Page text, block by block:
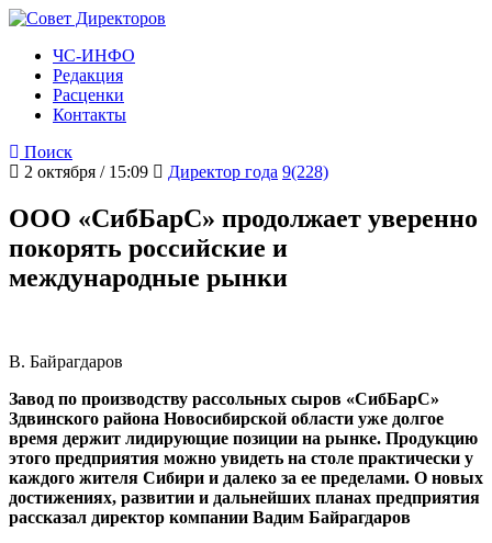
ЧС-ИНФО
Редакция
Расценки
Контакты
Поиск
2 октября / 15:09
Директор года 9(228)
ООО «СибБарС» продолжает уверенно
покорять российские и
международные рынки
В. Байрагдаров
Завод по производству рассольных сыров «СибБарС»
Здвинского района Новосибирской области уже долгое
время держит лидирующие позиции на рынке. Продукцию
этого предприятия можно увидеть на столе практически у
каждого жителя Сибири и далеко за ее пределами. О новых
достижениях, развитии и дальнейших планах предприятия
рассказал директор компании Вадим Байрагдаров